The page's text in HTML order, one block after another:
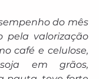
do mês
pela valorização
café e celulose,
em grãos,